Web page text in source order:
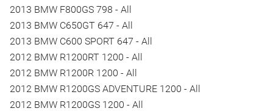
2013 BMW F800GS 798 - All
2013 BMW C650GT 647 - All
2013 BMW C600 SPORT 647 - All
2012 BMW R1200RT 1200 - All
2012 BMW R1200R 1200 - All
2012 BMW R1200GS ADVENTURE 1200 - All
2012 BMW R1200GS 1200 - All